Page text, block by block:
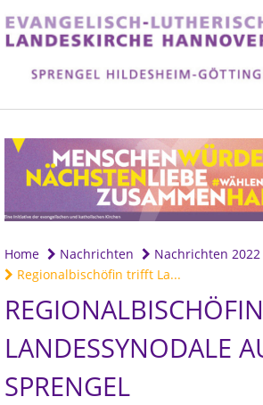
Home Nachrichten
Nachrichten 2022
Regionalbischöfin trifft La...
LANDESSYNODALE
SPRENGEL